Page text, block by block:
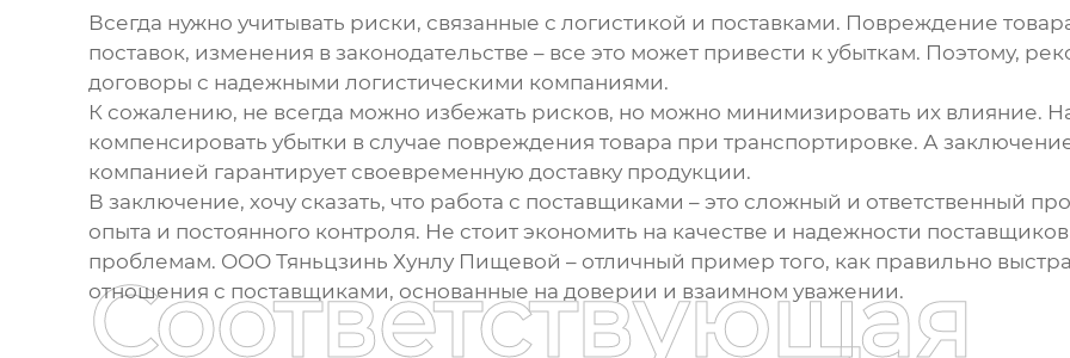
Всегда нужно учитывать риски, связанные с логистикой и поставками. Повреждение
поставок, изменения в законодательстве – все это может привести к убыткам. Поэтому,
договоры с надежными логистическими компаниями.
К сожалению, не всегда можно избежать рисков, но можно минимизировать их влияние.
компенсировать убытки в случае повреждения товара при транспортировке. А
компанией гарантирует своевременную доставку продукции.
В заключение, хочу сказать, что работа с поставщиками – это сложный и ответственный
опыта и постоянного контроля. Не стоит экономить на качестве и надежности
проблемам. ООО Тяньцзинь Хунлу Пищевой – отличный пример того, как правильно
отношения с поставщиками, основанные на доверии и взаимном уважении.
Соответствующая